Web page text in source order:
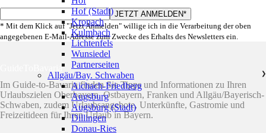
* Mit dem Klick auf "Jetzt Anmelden" willige ich in die Verarbeitung der oben
angegebenen E-Mail-Adresse zum Zwecke des Erhalts des Newsletters ein.
GuideToBavaria
Im Guide-to-Bavaria finden Sie Tipps und Informationen zu Ihren
Urlaubszielen Oberbayern, Ostbayern, Franken und Allgäu/Bayerisch-
Schwaben, zudem Urlaubsangebote, Unterkünfte, Gastromie und
Freizeitideen für Ihren Urlaub in Bayern.
Hof (Stadt)
Kronach
Kulmbach
Lichtenfels
Wunsiedel
Partnerseiten
Allgäu/Bay. Schwaben
❯
Aichach-Friedberg
Augsburg
Augsburg (Stadt)
Dillingen
Donau-Ries